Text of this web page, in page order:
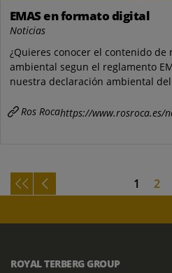
EMAS en formato digital
Noticias
¿Quieres conocer el contenido de
ambiental segun el reglamento
nuestra declaración ambiental del
Ros Rocahttps://www.rosroca.es/
1 2
ROYAL TERBERG GROUP